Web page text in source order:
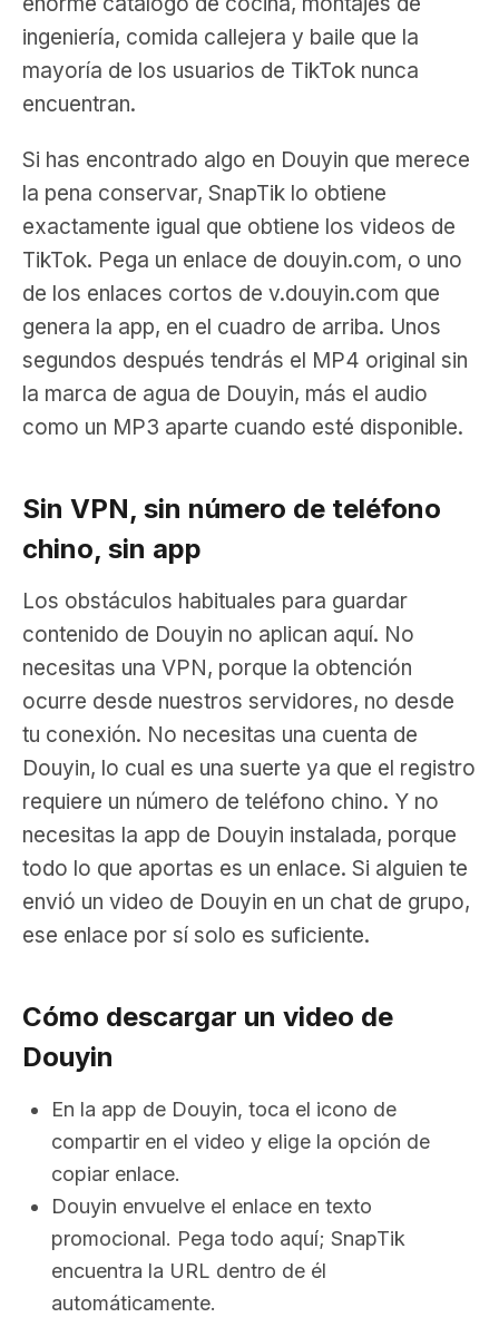
ingeniería, comida callejera y baile que la
mayoría de los usuarios de TikTok nunca
encuentran.
Si has encontrado algo en Douyin que merece
la pena conservar, SnapTik lo obtiene
exactamente igual que obtiene los videos de
TikTok. Pega un enlace de douyin.com, o uno
de los enlaces cortos de v.douyin.com que
genera la app, en el cuadro de arriba. Unos
segundos después tendrás el MP4 original sin
la marca de agua de Douyin, más el audio
como un MP3 aparte cuando esté disponible.
Sin VPN, sin número de teléfono
chino, sin app
Los obstáculos habituales para guardar
contenido de Douyin no aplican aquí. No
necesitas una VPN, porque la obtención
ocurre desde nuestros servidores, no desde
tu conexión. No necesitas una cuenta de
Douyin, lo cual es una suerte ya que el registro
requiere un número de teléfono chino. Y no
necesitas la app de Douyin instalada, porque
todo lo que aportas es un enlace. Si alguien te
envió un video de Douyin en un chat de grupo,
ese enlace por sí solo es suficiente.
Cómo descargar un video de
Douyin
En la app de Douyin, toca el icono de
compartir en el video y elige la opción de
copiar enlace.
Douyin envuelve el enlace en texto
promocional. Pega todo aquí; SnapTik
encuentra la URL dentro de él
automáticamente.